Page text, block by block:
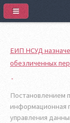
ЕИП НСУД
обезличенных
Постановлением
информационная
управления